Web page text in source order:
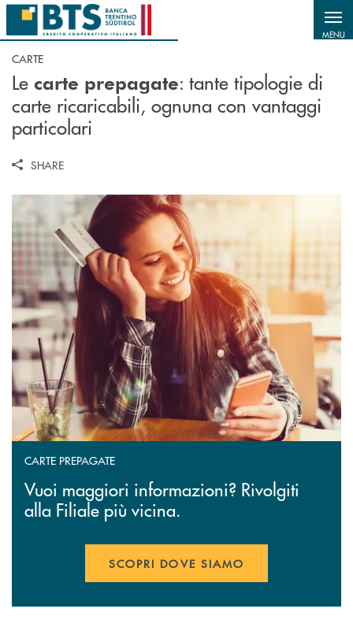
Salta al contenuto principale
MENU
CARTE
Le carte prepagate: tante tipologie di
carte ricaricabili, ognuna con vantaggi
particolari
SHARE
CARTE PREPAGATE
Vuoi maggiori informazioni? Rivolgiti
alla Filiale più vicina.
SCOPRI DOVE SIAMO